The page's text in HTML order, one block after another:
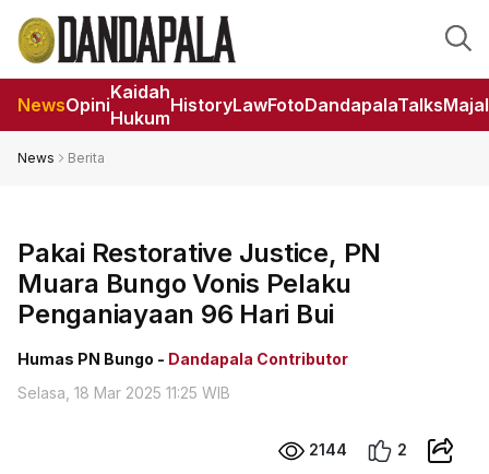
NewsOpini
Kaidah
Hukum
HistoryLawFotoDandapalaTalks
News Berita
Pakai Restorative Justice, PN
Muara Bungo Vonis Pelaku
Penganiayaan 96 Hari Bui
Humas PN Bungo - Dandapala Contributor
Selasa, 18 Mar 2025 11:25 WIB
2144 2